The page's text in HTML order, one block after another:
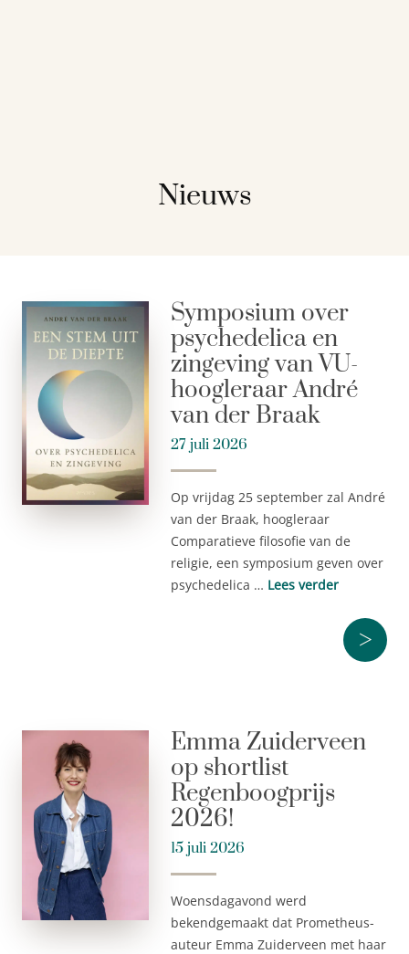
Nieuws
Symposium over
psychedelica en
zingeving van VU-
hoogleraar André
van der Braak
27 juli 2026
Op vrijdag 25 september zal André
van der Braak, hoogleraar
Comparatieve filosofie van de
religie, een symposium geven over
psychedelica … Lees verder
>
Emma Zuiderveen
op shortlist
Regenboogprijs
2026!
15 juli 2026
Woensdagavond werd
bekendgemaakt dat Prometheus-
auteur Emma Zuiderveen met haar